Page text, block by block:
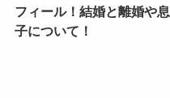
フィール！結婚と離婚や息
子について！